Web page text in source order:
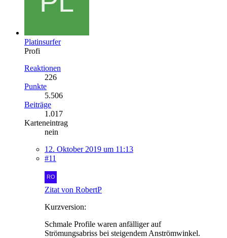
Platinsurfer
Profi
Reaktionen
226
Punkte
5.506
Beiträge
1.017
Karteneintrag
nein
12. Oktober 2019 um 11:13
#11
Zitat von RobertP
Kurzversion:
Schmale Profile waren anfälliger auf
Strömungsabriss bei steigendem Anströmwinkel.